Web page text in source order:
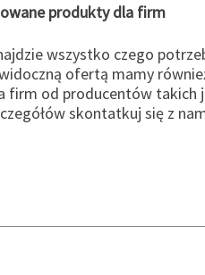
produkty dla firm
wszystko czego
ofertą mamy
od producentów takich
skontatkuj się z